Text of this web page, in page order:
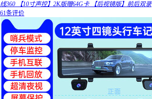
线360 【10寸声控】2K版赠64G卡 【后视镜版】前后双录
61条评价